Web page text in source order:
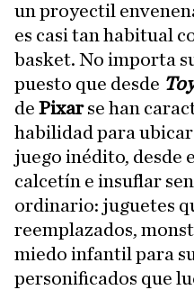
un proyectil
es casi tan habitual
basket. No importa
puesto que desde
de Pixarse han
habilidad para
juego inédito, desde
calcetín e insuflar
ordinario: juguetes
reemplazados,
miedo infantil para
personificados que